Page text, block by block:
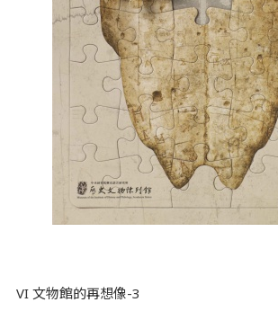
VI 文物館的再想像-3